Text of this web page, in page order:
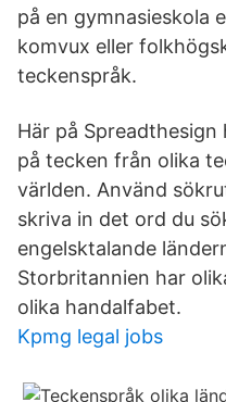
på en gymnasieskola
komvux eller
teckenspråk.
Här på
på tecken från olika
världen. Använd
skriva in det ord du
engelsktalande
Storbritannien har
olika handalfabet.
Kpmg legal jobs